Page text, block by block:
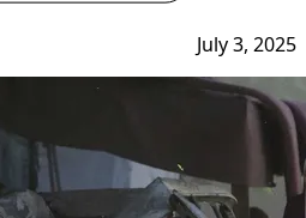
July 3, 2025